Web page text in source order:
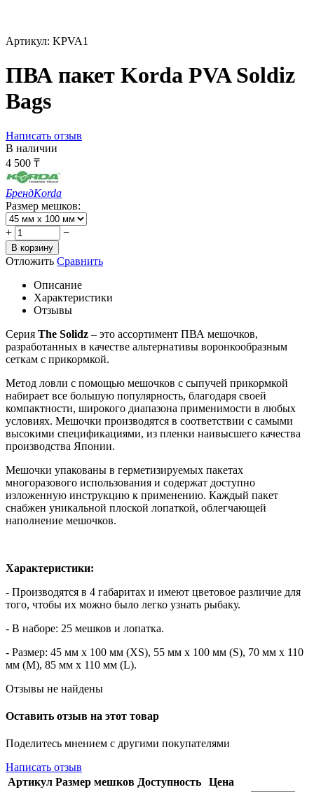
Артикул: KPVA1
ПВА пакет Korda PVA Soldiz
Bags
Написать отзыв
В наличии
4 500 ₸
БрендKorda
Размер мешков:
+ −
В корзину
Отложить Сравнить
Описание
Характеристики
Отзывы
Серия The Solidz – это ассортимент ПВА мешочков,
разработанных в качестве альтернативы воронкообразным
сеткам с прикормкой.
Метод ловли с помощью мешочков с сыпучей прикормкой
набирает все большую популярность, благодаря своей
компактности, широкого диапазона применимости в любых
условиях. Мешочки производятся в соответствии с самыми
высокими спецификациями, из пленки наивысшего качества
производства Японии.
Мешочки упакованы в герметизируемых пакетах
многоразового использования и содержат доступно
изложенную инструкцию к применению. Каждый пакет
снабжен уникальной плоской лопаткой, облегчающей
наполнение мешочков.
Характеристики:
- Производятся в 4 габаритах и имеют цветовое различие для
того, чтобы их можно было легко узнать рыбаку.
- В наборе: 25 мешков и лопатка.
- Размер: 45 мм х 100 мм (XS), 55 мм х 100 мм (S), 70 мм х 110
мм (M), 85 мм х 110 мм (L).
Отзывы не найдены
Оставить отзыв на этот товар
Поделитесь мнением с другими покупателями
Написать отзыв
Артикул Размер мешков Доступность Цена